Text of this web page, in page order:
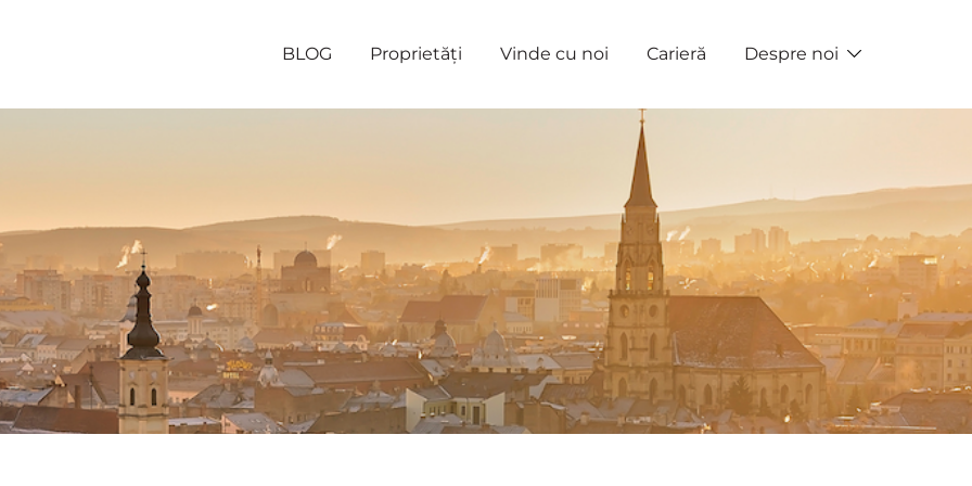
BLOG Proprietăți Vinde cu noi Carieră Despre noi